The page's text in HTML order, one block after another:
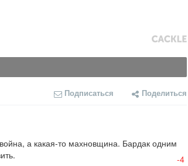
Подписаться Поделиться
а какая-то махновщина. Бардак одним
-4